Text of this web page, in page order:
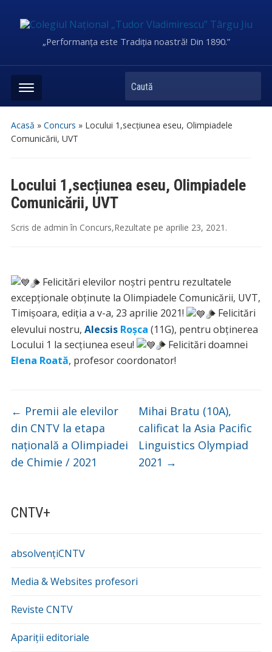
„Performanța este Tradiția noastră! Din 1890.”
Caută
Acasă » Concurs » Locului 1,secțiunea eseu, Olimpiadele
Comunicării, UVT
CNTV+
absolvențiCNTV
Media & Websites profesori
Reviste CNTV
Apariții editoriale
Locului 1,secțiunea eseu, Olimpiadele
Comunicării, UVT
Scris de admin în Concurs,Rezultate pe aprilie 23, 2021 .
Felicitări elevilor noștri pentru rezultatele
excepționale obținute la Olimpiadele Comunicării, UVT,
Timișoara, ediția a v-a, 23 aprilie 2021!
Felicitări
elevului nostru, AlecsisRoșca (11G), pentru obținerea
Locului 1 la secțiunea eseu!
Felicitări doamnei
Elena Roată, profesor coordonator!
← Premii ale elevilor
din CNTV la etapa
națională a Olimpiadei
de Chimie / 2021
Mihai Bratu (10A),
calificat la Asia Pacific
Linguistics Olympiad
2021 →